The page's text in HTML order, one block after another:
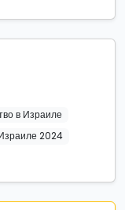
в Израиле
2024